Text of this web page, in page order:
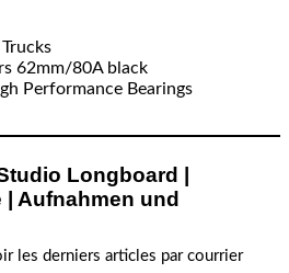
62mm/80A black
Performance Bearings
Longboard |
Aufnahmen und
les derniers articles par courrier